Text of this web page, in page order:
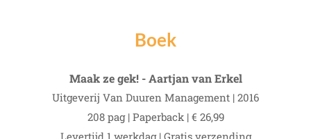
Boek
Maak ze gek! - Aartjan van Erkel
Uitgeverij Van Duuren Management | 2016
208 pag | Paperback | € 26,99
Levertijd 1 werkdag | Gratis verzending